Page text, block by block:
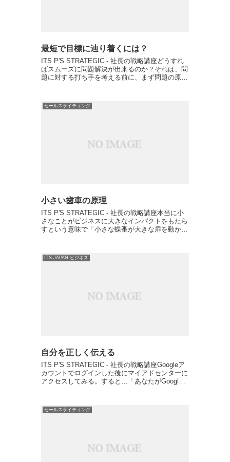
最短で目標に辿り着くには？
ITS P'S STRATEGIC - 社長の戦略講座どうすれ
ばスムーズに問題解決が出来るのか？それは、問
題に対する打ち手を考える前に、まず問題の原因
え...
セールスライティング
小さい歯車の原理
ITS P'S STRATEGIC - 社長の戦略講座本当に小
さなことがビジネスに大きなインパクトをもたら
すという意味で「小さな蝶番が大きな扉を動か
収益...
ITS JAPAN ビジネス
自分を正しく伝える
ITS P'S STRATEGIC - 社長の戦略講座Googleア
カウントでログインした後にマイアドセンターに
アクセスしてみる。すると…「あなたがGoogle
セールスライティング